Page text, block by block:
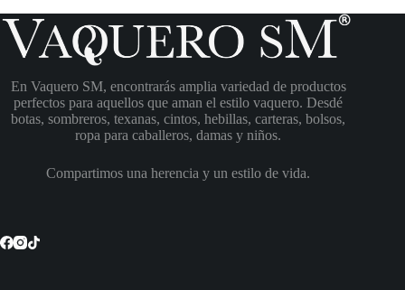
En Vaquero SM, encontrarás amplia variedad de productos
perfectos para aquellos que aman el estilo vaquero. Desdé
botas, sombreros, texanas, cintos, hebillas, carteras, bolsos,
ropa para caballeros, damas y niños.
Compartimos una herencia y un estilo de vida.